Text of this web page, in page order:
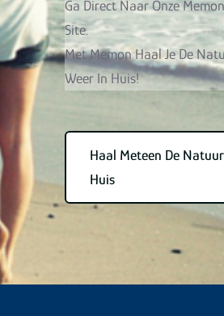
Ga Direct Naar Onze
Site.
Met Memon Haal Je De
Weer In Huis!
Haal Meteen De
Huis